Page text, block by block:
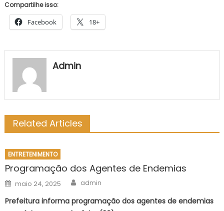
Compartilhe isso:
Facebook 18+
Admin
Related Articles
ENTRETENIMENTO
Programação dos Agentes de Endemias
Posted
on
maio 24, 2025 Author
admin
Prefeitura informa programação dos agentes de endemias